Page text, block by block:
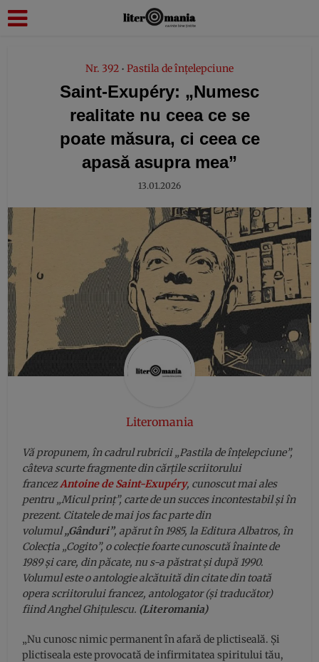
Nr. 392 • Pastila de înțelepciune
Saint-Exupéry: „Numesc
realitate nu ceea ce se
poate măsura, ci ceea ce
apasă asupra mea”
13.01.2026
Literomania
Vă propunem, în cadrul rubricii „Pastila de înțelepciune”,
câteva scurte fragmente din cărțile scriitorului
francezAntoine de Saint-Exupéry, cunoscut mai ales
pentru „Micul prinț”, carte de un succes incontestabil și în
prezent. Citatele de mai jos fac parte din
volumul„Gânduri”, apărut în 1985, la Editura Albatros, în
Colecția „Cogito”, o colecție foarte cunoscută înainte de
1989 și care, din păcate, nu s-a păstrat și după 1990.
Volumul este o antologie alcătuită din citate din toată
opera scriitorului francez, antologator (și traducător)
fiind Anghel Ghițulescu. (Literomania)
„Nu cunosc nimic permanent în afară de plictiseală. Și
plictiseala este provocată de infirmitatea spiritului tău,
modal-check